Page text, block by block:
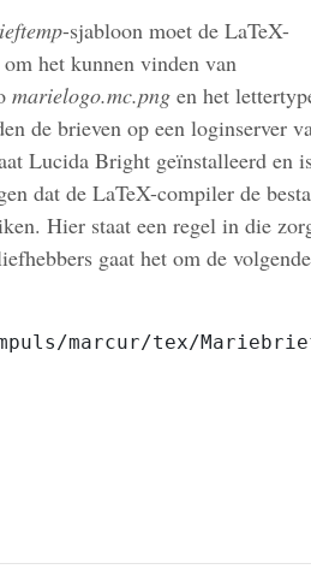
-sjabloon moet de LaTeX-
het kunnen vinden van
marielogo.mc.png en het
de brieven op een loginserver
Lucida Bright geïnstalleerd en
dat de LaTeX-compiler de
Hier staat een regel in die
gaat het om de volgende
marcur/tex/